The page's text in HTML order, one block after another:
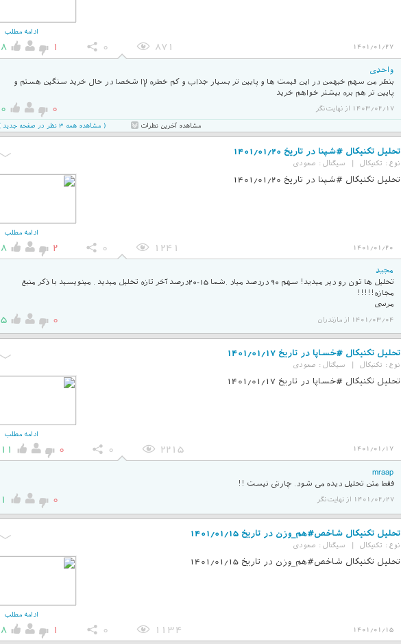
ادامه مطلب
1401/01/27
871
0
1
8
واحدی
بنظر من سهم خبهمن در این قیمت ها و پایین تر بسیار جذاب و کم خطره لإا شخصا در حال خرید سنگین هستم و
پایین تر هم بره بیشتر خواهم خرید
1403/02/17 از نهایت‌نگر 0
0
مشاهده آخرین نظرات ( مشاهده همه 3 نظر در صفحه جدید )
تحلیل تکنیکال #شپنا در تاریخ 1401/01/20
نوع : تکنیکال| سیگنال : صعودی
تحلیل تکنیکال #شپنا در تاریخ 1401/01/20
ادامه مطلب
1401/01/20
1241
0
2
8
مجید
تحلیل ها تون رو دیر میدید! سهم 90 دردصد میاد .شما 15-20درصد آخر تازه تحلیل میدید . مینویسید با ذکر منبع
مرسی
1401/03/04 از مازندران 0
5
تحلیل تکنیکال #خساپا در تاریخ 1401/01/17
نوع : تکنیکال| سیگنال : صعودی
تحلیل تکنیکال #خساپا در تاریخ 1401/01/17
ادامه مطلب
1401/01/17
2215
0
0
11
mraap
فقط متن تحلیل دیده می شود. چارتی نیست !!
1401/02/27 از نهایت‌نگر 0
1
تحلیل تکنیکال شاخص#هم_وزن در تاریخ 1401/01/15
نوع : تکنیکال| سیگنال : صعودی
تحلیل تکنیکال شاخص#هم_وزن در تاریخ 1401/01/15
ادامه مطلب
1401/01/15
1134
0
1
8